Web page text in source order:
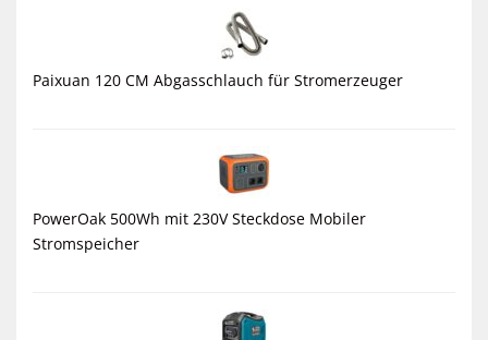
Paixuan 120 CM Abgasschlauch für Stromerzeuger
PowerOak 500Wh mit 230V Steckdose Mobiler
Stromspeicher